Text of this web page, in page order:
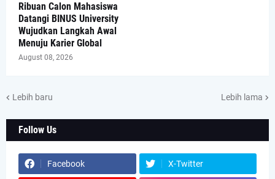
Ribuan Calon Mahasiswa
Datangi BINUS University
Wujudkan Langkah Awal
Menuju Karier Global
August 08, 2026
Lebih baru Lebih lama
Follow Us
Facebook X-Twitter